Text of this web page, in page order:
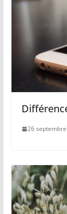
26